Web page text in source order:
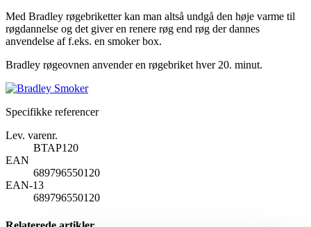
Med Bradley røgebriketter kan man altså undgå den høje varme til
røgdannelse og det giver en renere røg end røg der dannes
anvendelse af f.eks. en smoker box.
Bradley røgeovnen anvender en røgebriket hver 20. minut.
Specifikke referencer
Lev. varenr.
BTAP120
EAN
689796550120
EAN-13
689796550120